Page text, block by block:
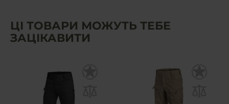
ЦІ ТОВАРИ МОЖУТЬ ТЕБЕ
ЗАЦІКАВИТИ